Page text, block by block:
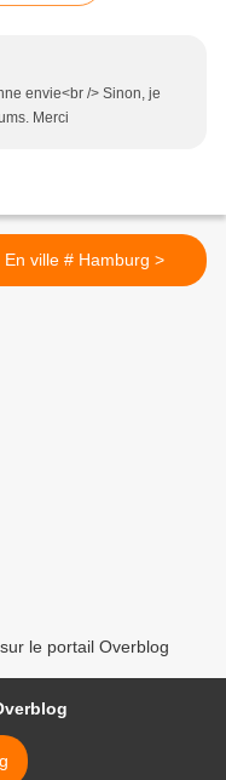
envie<br /> Sinon, je
Merci
En ville # Hamburg >
le portail Overblog